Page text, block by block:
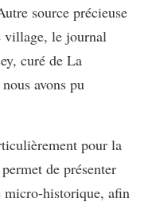
source précieuse
village, le journal
curé de La
avons pu
pour la
de présenter
micro-historique, afin